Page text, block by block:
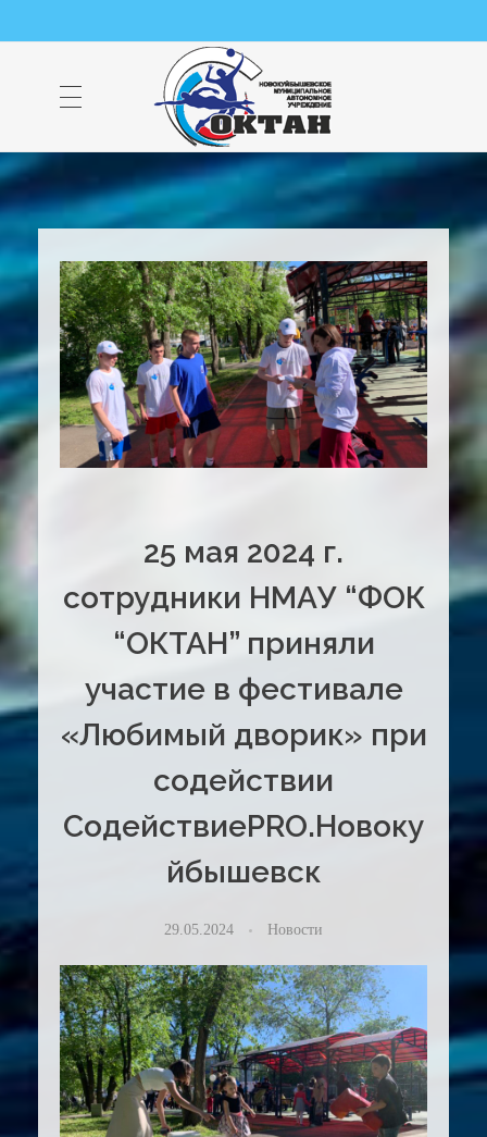
25 мая 2024 г.
сотрудники НМАУ “ФОК
“ОКТАН” приняли
участие в фестивале
«Любимый дворик» при
содействии
СодействиеPRO.Новоку
йбышевск
29.05.2024 Новости